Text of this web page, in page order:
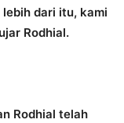
dari itu, kami
Rodhial.
Rodhial telah